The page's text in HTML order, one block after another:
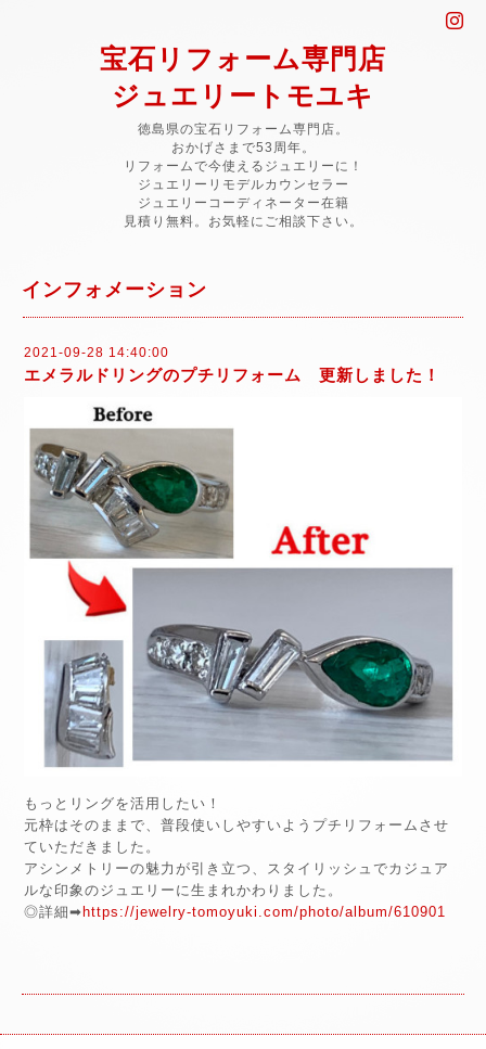
宝石リフォーム専門店
ジュエリートモユキ
徳島県の宝石リフォーム専門店。
おかげさまで53周年。
リフォームで今使えるジュエリーに！
ジュエリーリモデルカウンセラー
ジュエリーコーディネーター在籍
見積り無料。お気軽にご相談下さい。
インフォメーション
2021-09-28 14:40:00
エメラルドリングのプチリフォーム 更新しました！
もっとリングを活用したい！
元枠はそのままで、普段使いしやすいようプチリフォームさせ
ていただきました。
アシンメトリーの魅力が引き立つ、スタイリッシュでカジュア
ルな印象のジュエリーに生まれかわりました。
◎詳細➡ https://jewelry-tomoyuki.com/photo/album/610901